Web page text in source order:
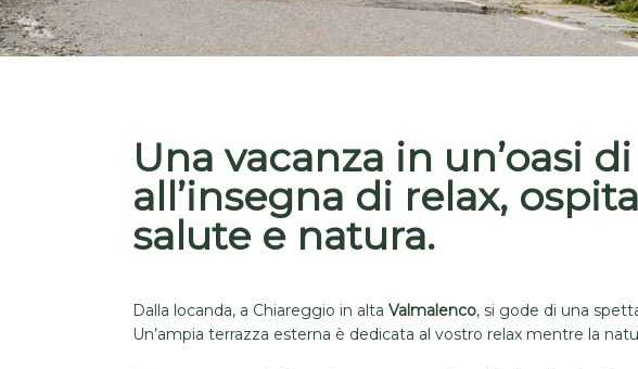
Una vacanza in un’oasi
all’insegna di relax,
salute e natura.
Dalla locanda, a Chiareggio in alta Valmalenco, si gode di una
Un’ampia terrazza esterna è dedicata al vostro relax mentre la